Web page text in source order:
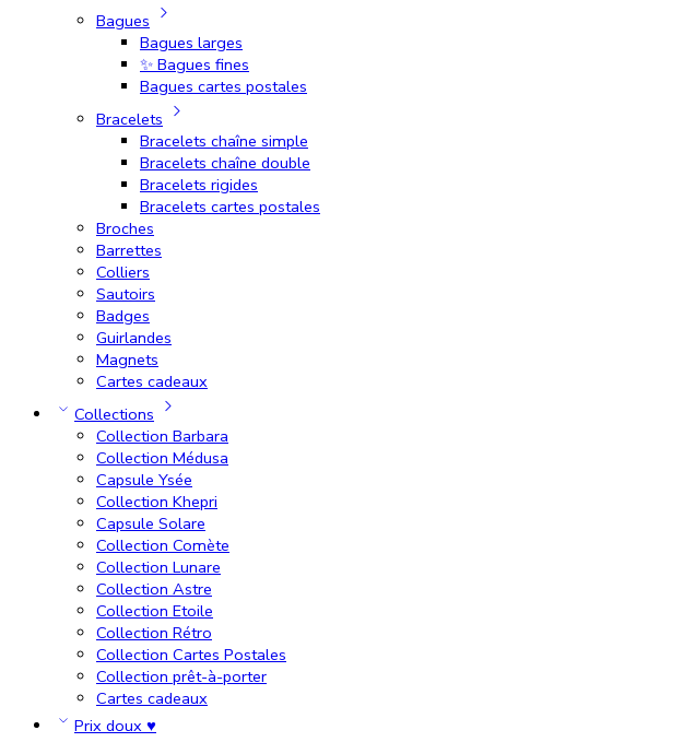
Bagues
Bagues larges
✨ Bagues fines
Bagues cartes postales
Bracelets
Bracelets chaîne simple
Bracelets chaîne double
Bracelets rigides
Bracelets cartes postales
Broches
Barrettes
Colliers
Sautoirs
Badges
Guirlandes
Magnets
Cartes cadeaux
Collections
Collection Barbara
Collection Médusa
Capsule Ysée
Collection Khepri
Capsule Solare
Collection Comète
Collection Lunare
Collection Astre
Collection Etoile
Collection Rétro
Collection Cartes Postales
Collection prêt-à-porter
Cartes cadeaux
Prix doux ♥